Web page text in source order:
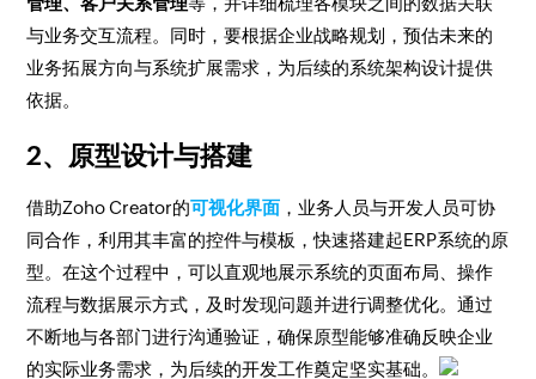
与业务交互流程。同时，要根据企业战略规划，预估未来的
业务拓展方向与系统扩展需求，为后续的系统架构设计提供
依据。
2、原型设计与搭建
借助Zoho Creator的可视化界面 ，业务人员与开发人员可协
同合作，利用其丰富的控件与模板，快速搭建起ERP系统的原
型。在这个过程中，可以直观地展示系统的页面布局、操作
流程与数据展示方式，及时发现问题并进行调整优化。通过
不断地与各部门进行沟通验证，确保原型能够准确反映企业
的实际业务需求，为后续的开发工作奠定坚实基础。